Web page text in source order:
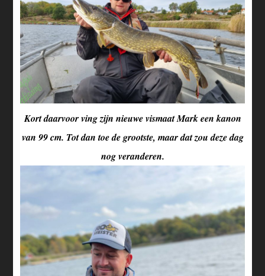
Kort daarvoor ving zijn nieuwe vismaat Mark een kanon
van 99 cm. Tot dan toe de grootste, maar dat zou deze dag
nog veranderen.